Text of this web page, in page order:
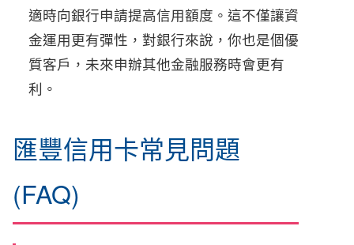
適時向銀行申請提高信用額度。這不僅讓資
金運用更有彈性，對銀行來說，你也是個優
質客戶，未來申辦其他金融服務時會更有
利。
匯豐信用卡常見問題
(FAQ)